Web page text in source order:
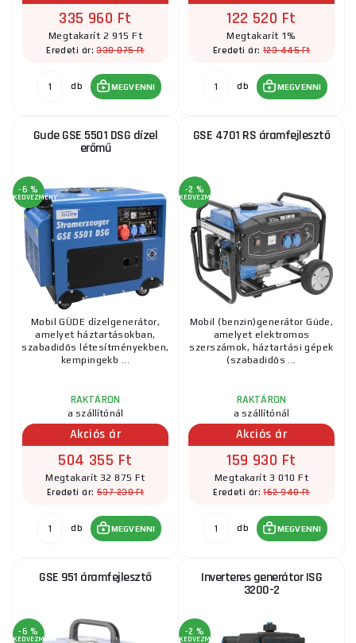
335 960 Ft
Megtakarít 2 915 Ft
Eredeti ár:338 875 Ft
db MEGVENNI
122 520 Ft
Megtakarít 1%
Eredeti ár: 123 445 Ft
db MEGVENNI
Gude GSE 5501 DSG dízel
erőmű
-6 %
KEDVEZMÉNY
Mobil GÜDE dízelgenerátor,
amelyet háztartásokban,
szabadidős létesítményekben,
kempingekb ...
RAKTÁRON
a szállítónál
Akciós ár
504 355 Ft
Megtakarít 32 875 Ft
Eredeti ár: 537 230 Ft
db MEGVENNI
GSE 4701 RS áramfejlesztő
-2 %
KEDVEZMÉNY
Mobil (benzin)generátor Güde,
amelyet elektromos
szerszámok, háztartási gépek
(szabadidős ...
RAKTÁRON
a szállítónál
Akciós ár
159 930 Ft
Megtakarít 3 010 Ft
Eredeti ár:162 940 Ft
db MEGVENNI
GSE 951 áramfejlesztő
-6 %
KEDVEZMÉNY
Inverteres generátor ISG
3200-2
-2 %
KEDVEZMÉNY